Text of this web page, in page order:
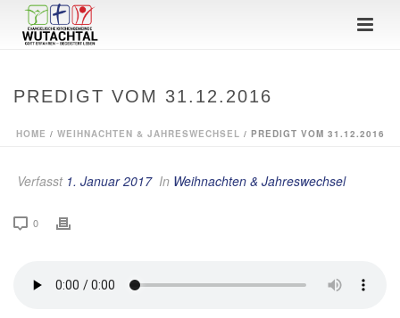
PREDIGT VOM 31.12.2016
HOME / WEIHNACHTEN & JAHRESWECHSEL / PREDIGT VOM 31.12.2016
Verfasst 1. Januar 2017 In Weihnachten & Jahreswechsel
0